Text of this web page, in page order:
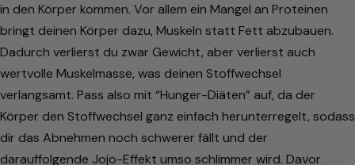
in den Körper kommen. Vor allem ein Mangel an Proteinen
bringt deinen Körper dazu, Muskeln statt Fett abzubauen.
Dadurch verlierst du zwar Gewicht, aber verlierst auch
wertvolle Muskelmasse, was deinen Stoffwechsel
verlangsamt. Pass also mit “Hunger-Diäten” auf, da der
Körper den Stoffwechsel ganz einfach herunterregelt, sodass
dir das Abnehmen noch schwerer fällt und der
darauffolgende Jojo-Effekt umso schlimmer wird. Davor